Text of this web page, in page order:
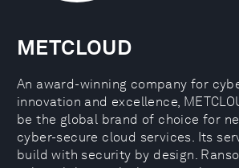
METCLOUD
An award-winning company for
innovation and excellence,
be the global brand of choice for
cyber-secure cloud services. Its
build with security by design.